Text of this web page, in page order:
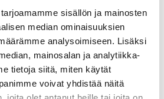
sisällön ja mainosten
median ominaisuuksien
analysoimiseen. Lisäksi
mainosalan ja analytiikka-
tietoja siitä, miten käytät
voivat yhdistää näitä
CITIZEN-094-NOS
ECO-DRIVE DIVER